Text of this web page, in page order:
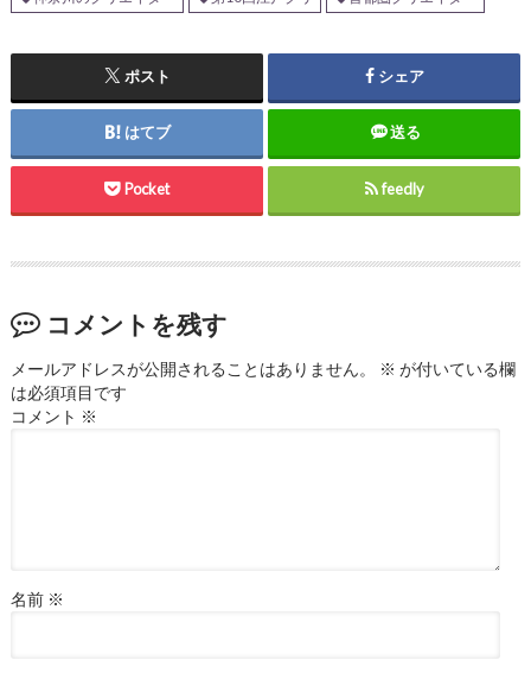
ポスト シェア
はてブ 送る
Pocket feedly
コメントを残す
メールアドレスが公開されることはありません。 ※ が付いている欄
は必須項目です
コメント ※
名前 ※